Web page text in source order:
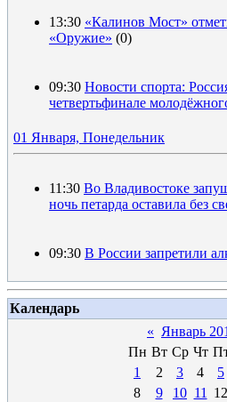
13:30 «Калинов Мост»
«Оружие» (0)
09:30 Новости спорта:
четвертьфинале
01 Января, Понедельник
11:30 Во Владивостоке
ночь петарда оставила без
09:30 В России запретили
Календарь
« Январь
Пн Вт Ср Чт
1
2 3 4 5
8
9 10 11 12